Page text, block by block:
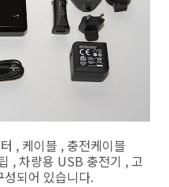
, 케이블 , 충전케이블
, 차량용 USB 충전기 , 고
되어 있습니다.